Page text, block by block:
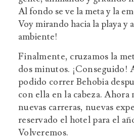
Al fondo se ve la meta y la
Voy mirando hacia la playa y
ambiente!
Finalmente, cruzamos la
dos minutos. ¡Conseguido!
podido correr Behobia
con ella en la cabeza. Ahora
nuevas carreras, nuevas
reservado el hotel para el
Volveremos.